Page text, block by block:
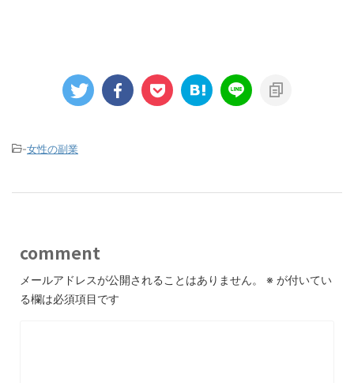
-女性の副業
comment
メールアドレスが公開されることはありません。 ※ が付いてい
る欄は必須項目です